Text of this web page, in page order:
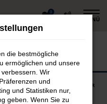
0
MENÜ
Hyundai INSTER
Hyundai INSTER
die bestmögliche
ermöglichen und unsere
Wir
und
und Statistiken nur,
geben. Wenn Sie zu